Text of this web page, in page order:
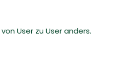
User zu User anders.